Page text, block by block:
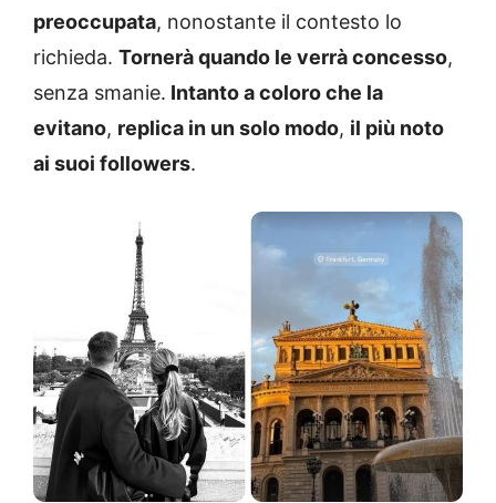
preoccupata, nonostante il contesto lo
richieda. Tornerà quando le verrà concesso,
senza smanie. Intanto a coloro che la
evitano, replica in un solo modo, il più noto
ai suoi followers.